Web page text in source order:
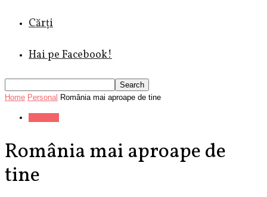
Cărți
Hai pe Facebook!
Home Personal România mai aproape de tine
România mai aproape de
tine